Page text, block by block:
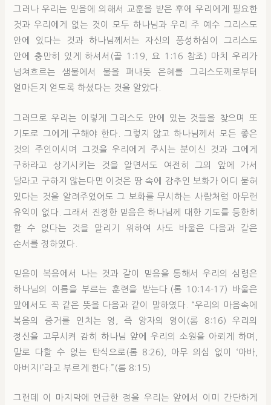
그러나 우리는 믿음에 의해서 교훈을 받은 후에 우리에게 필요한
것과 우리에게 없는 것이 모두 하나님과 우리 주 예수 그리스도
안에 있다는 것과 하나님께서는 자신의 풍성하심이 그리스도
안에 충만히 있게 하셔서(골 1:19, 요 1:16 참조) 마치 우리가
넘쳐흐르는 샘물에서 물을 퍼내듯 은혜를 그리스도께로부터
얼마든지 얻도록 하셨다는 것을 알았다.
그러므로 우리는 이렇게 그리스도 안에 있는 것들을 찾으며 또
기도로 그에게 구해야 한다. 그렇지 않고 하나님께서 모든 좋은
것의 주인이시며 그것을 우리에게 주시는 분이신 것과 그에게
구하라고 상기시키는 것을 알면서도 여전히 그의 앞에 가서
달라고 구하지 않는다면 이것은 땅 속에 감추인 보화가 어디 묻혀
있다는 것을 알려주었어도 그 보화를 무시하는 사람처럼 아무런
유익이 없다. 그래서 진정한 믿음은 하나님께 대한 기도를 등한히
할 수 없다는 것을 알리기 위하여 사도 바울은 다음과 같은
순서를 정하였다.
믿음이 복음에서 나는 것과 같이 믿음을 통해서 우리의 심령은
하나님의 이름을 부르는 훈련을 받는다.(롬 10:14-17) 바울은
앞에서도 꼭 같은 뜻을 다음과 같이 말하였다. “우리의 마음속에
복음의 증거를 인치는 영, 즉 양자의 영이(롬 8:16) 우리의
정신을 고무시켜 감히 하나님 앞에 우리의 소원을 아뢰게 하며,
말로 다할 수 없는 탄식으로(롬 8:26), 아무 의심 없이 ‘아바,
아버지!’라고 부르게 한다.”(롬 8:15)
그런데 이 마지막에 언급한 점을 우리는 앞에서 이미 간단하게